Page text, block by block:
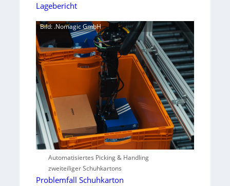
Lagebericht
Bild: .Nomagic GmbH
Automatisiertes Picking & Handling
zweiteiliger Schuhkartons
Problemfall Schuhkarton